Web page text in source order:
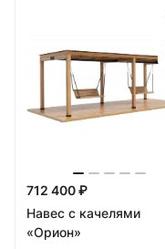
712 400 ₽
Навес с качелями
«Орион»